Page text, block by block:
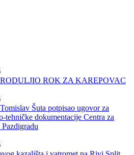
ROK ZA KAREPOVAC
Šuta potpisao ugovor za
tehničke dokumentacije Centra za
Pazdigradu